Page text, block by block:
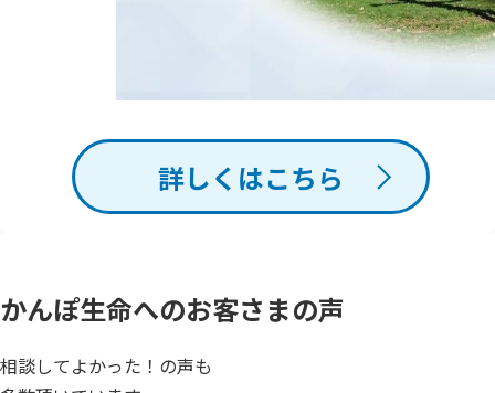
詳しくはこちら
かんぽ生命へのお客さまの声
相談してよかった！の声も